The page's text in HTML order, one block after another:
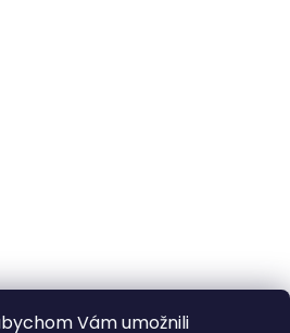
Vám umožnili